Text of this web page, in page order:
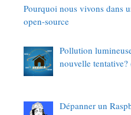
Pourquoi nous vivons dans
open-source
Pollution
nouvelle
Dépanner un